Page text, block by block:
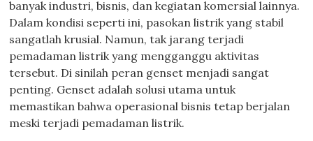
banyak industri, bisnis, dan kegiatan komersial lainnya.
Dalam kondisi seperti ini, pasokan listrik yang stabil
sangatlah krusial. Namun, tak jarang terjadi
pemadaman listrik yang mengganggu aktivitas
tersebut. Di sinilah peran genset menjadi sangat
penting. Genset adalah solusi utama untuk
memastikan bahwa operasional bisnis tetap berjalan
meski terjadi pemadaman listrik.